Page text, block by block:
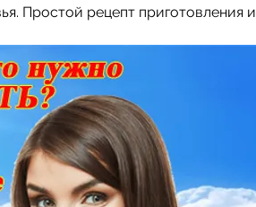
Простой рецепт приготовления и